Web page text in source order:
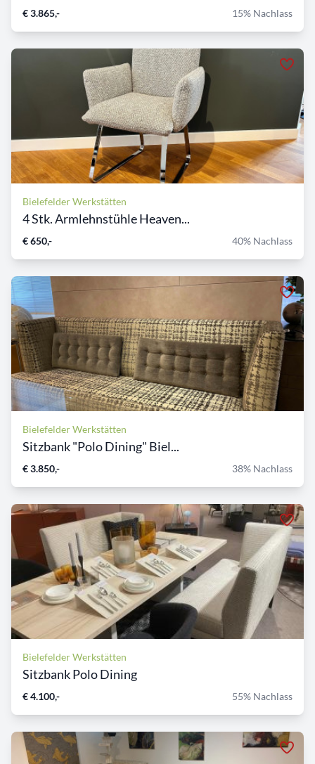
€ 3.865,- 15% Nachlass
Bielefelder Werkstätten
4 Stk. Armlehnstühle Heaven...
€ 650,- 40% Nachlass
Bielefelder Werkstätten
Sitzbank "Polo Dining" Biel...
€ 3.850,- 38% Nachlass
Bielefelder Werkstätten
Sitzbank Polo Dining
€ 4.100,- 55% Nachlass